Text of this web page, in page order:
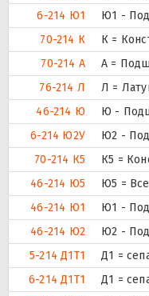
6-214 Ю1
Ю1 -
70-214 К
К =
70-214 А
А =
76-214 Л
Л =
46-214 Ю
Ю -
6-214 Ю2У
Ю2 -
70-214 К5
К5 =
46-214 Ю5
Ю5 =
46-214 Ю1
Ю1 -
46-214 Ю2
Ю2 -
5-214 Д1Т1
Д1 =
6-214 Д1Т1
Д1 =